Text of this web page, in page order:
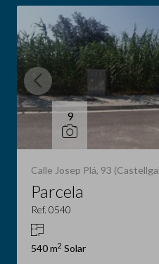
9
Calle Josep Plá, 93
Parcela
Ref. 0540
540 m2 Solar